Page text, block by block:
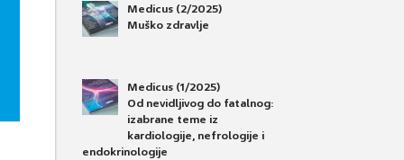
Medicus (2/2025)
Muško zdravlje
Medicus (1/2025)
Od nevidljivog do fatalnog:
izabrane teme iz
kardiologije, nefrologije i
endokrinologije